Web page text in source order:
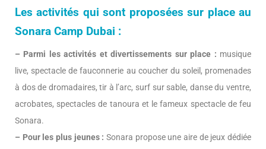
Les activités qui sont proposées sur place au
Sonara Camp Dubai :
– Parmi les activités et divertissements sur place : musique
live, spectacle de fauconnerie au coucher du soleil, promenades
à dos de dromadaires, tir à l’arc, surf sur sable, danse du ventre,
acrobates, spectacles de tanoura et le fameux spectacle de feu
Sonara.
– Pour les plus jeunes : Sonara propose une aire de jeux dédiée